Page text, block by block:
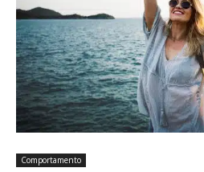
Comportamento